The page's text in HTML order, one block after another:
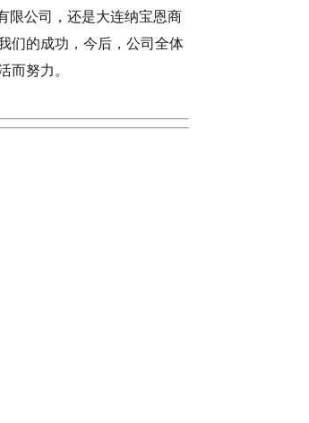
限公司，还是大连纳宝恩商
们的成功，今后，公司全体
而努力。